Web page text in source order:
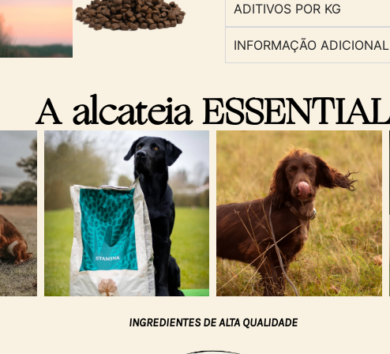
ADITIVOS POR KG
INFORMAÇÃO ADICIONAL
A alcateia
INGREDIENTES DE ALTA QUALIDADE